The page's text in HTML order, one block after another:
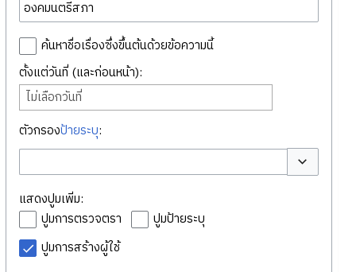
ค้นหาชื่อเรื่องซึ่งขึ้นต้นด้วยข้อความนี้
ตั้งแต่วันที่ (และก่อนหน้า):
ไม่เลือกวันที่
ตัวกรองป้ายระบุ:
สลับตัวเลือก
แสดงปูมเพิ่ม:
ปูมการตรวจตรา
ปูมป้ายระบุ
ปูมการสร้างผู้ใช้